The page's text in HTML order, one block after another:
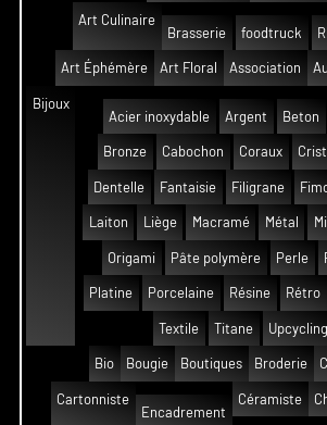
Art Culinaire
Brasserie
foodtruck
Art Éphémère Art Floral Association
Bijoux
Acier inoxydable
Argent Beton
Bronze Cabochon Coraux
Dentelle Fantaisie Filigrane
Laiton Liège Macramé Métal
Origami Pâte polymère Perle
Platine Porcelaine Résine Rétro
Textile Titane Upcycling
Bio Bougie Boutiques Broderie
Cartonniste
Encadrement
Céramiste